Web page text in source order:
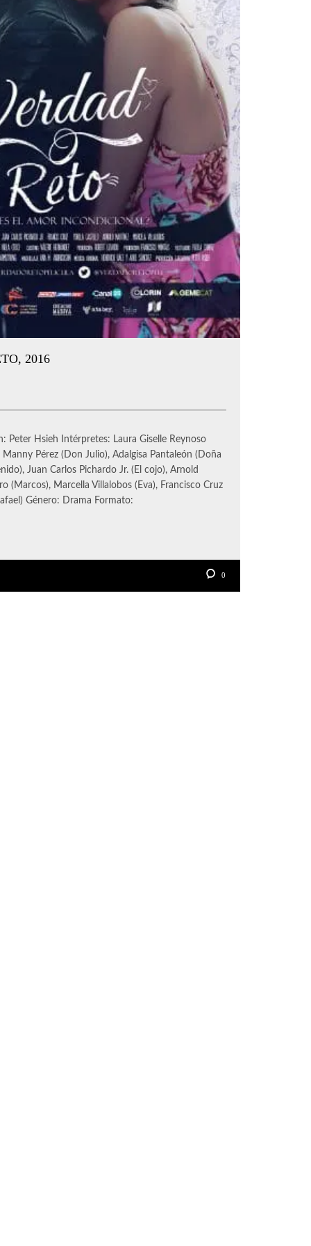
2016
Peter Hsieh Intérpretes: Laura Giselle Reynoso
Pérez (Don Julio), Adalgisa Pantaleón (Doña
Juan Carlos Pichardo Jr. (El cojo), Arnold
(Marcos), Marcella Villalobos (Eva), Francisco Cruz
Género: Drama Formato:
0